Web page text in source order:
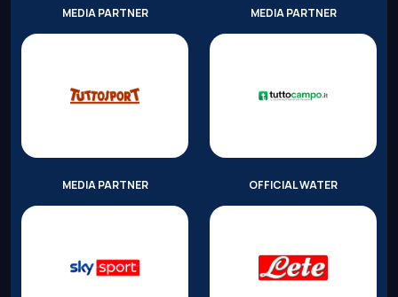
MEDIA PARTNER MEDIA PARTNER
MEDIA PARTNER OFFICIAL WATER